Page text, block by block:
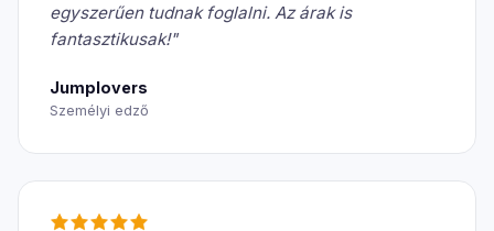
egyszerűen tudnak foglalni. Az árak is
fantasztikusak!"
Jumplovers
Személyi edző